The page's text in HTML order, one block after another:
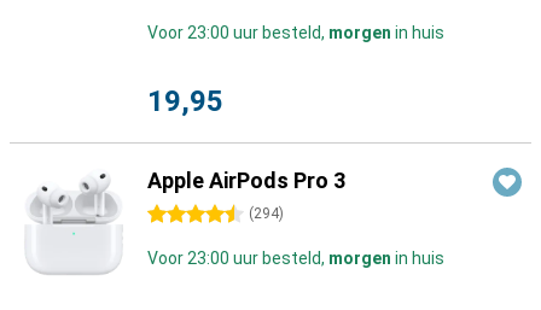
Voor 23:00 uur besteld, morgen in huis
19,95
Apple AirPods Pro 3
4.5 sterren (294)
Voor 23:00 uur besteld, morgen in huis